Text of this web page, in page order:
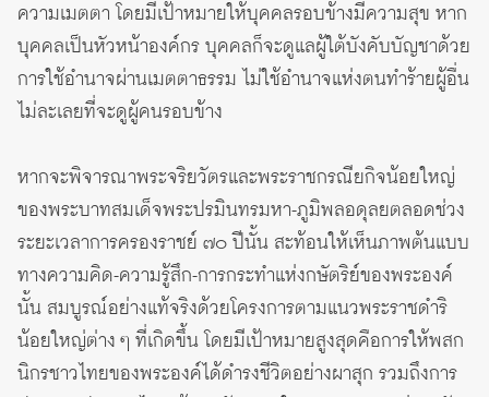
ความเมตตา โดยมีเป้าหมายให้บุคคลรอบข้างมีความสุข หาก
บุคคลเป็นหัวหน้าองค์กร บุคคลก็จะดูแลผู้ใต้บังคับบัญชาด้วย
การใช้อำนาจผ่านเมตตาธรรม ไม่ใช้อำนาจแห่งตนทำร้ายผู้อื่น
ไม่ละเลยที่จะดูผู้คนรอบข้าง
หากจะพิจารณาพระจริยวัตรและพระราชกรณียกิจน้อยใหญ่
ของพระบาทสมเด็จพระปรมินทรมหา-ภูมิพลอดุลยตลอดช่วง
ระยะเวลาการครองราชย์ ๗๐ ปีนั้น สะท้อนให้เห็นภาพต้นแบบ
ทางความคิด-ความรู้สึก-การกระทำแห่งกษัตริย์ของพระองค์
นั้น สมบูรณ์อย่างแท้จริงด้วยโครงการตามแนวพระราชดำริ
น้อยใหญ่ต่าง ๆ ที่เกิดขึ้น โดยมีเป้าหมายสูงสุดคือการให้พสก
นิกรชาวไทยของพระองค์ได้ดำรงชีวิตอย่างผาสุก รวมถึงการ